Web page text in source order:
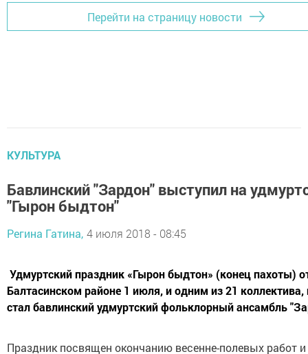
Перейти на страницу новости
КУЛЬТУРА
Бавлинский "Зардон" выступил на
"Гырон быдтон"
Регина Гатина, 4 июля 2018 - 08:45
Удмуртский праздник «Гырон быдтон» (конец пахоты)
Балтасинском районе 1 июля, и одним из 21 коллектива,
стал бавлинский удмуртский фольклорный ансамбль
Праздник посвящен окончанию весенне-полевых работ